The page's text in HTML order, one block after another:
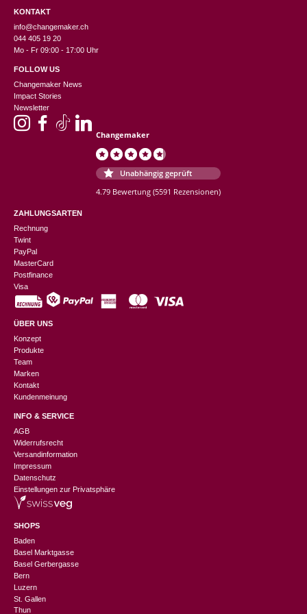
KONTAKT
info@changemaker.ch
044 405 19 20
Mo - Fr 09:00 - 17:00 Uhr
FOLLOW US
Changemaker News
Impact Stories
Newsletter
Changemaker
Unabhängig geprüft
4.79 Bewertung (5591 Rezensionen)
ZAHLUNGSARTEN
Rechnung
Twint
PayPal
MasterCard
Postfinance
Visa
ÜBER UNS
Konzept
Produkte
Team
Marken
Kontakt
Kundenmeinung
INFO & SERVICE
AGB
Widerrufsrecht
Versandinformation
Impressum
Datenschutz
Einstellungen zur Privatsphäre
SHOPS
Baden
Basel Marktgasse
Basel Gerbergasse
Bern
Luzern
St. Gallen
Thun